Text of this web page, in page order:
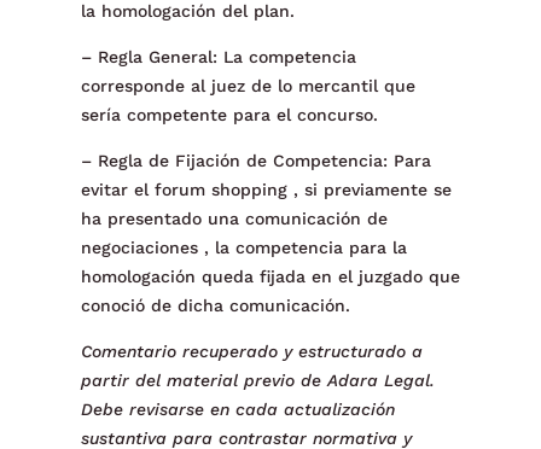
la homologación del plan.
– Regla General: La competencia
corresponde al juez de lo mercantil que
sería competente para el concurso.
– Regla de Fijación de Competencia: Para
evitar el forum shopping , si previamente se
ha presentado una comunicación de
negociaciones , la competencia para la
homologación queda fijada en el juzgado que
conoció de dicha comunicación.
Comentario recuperado y estructurado a
partir del material previo de Adara Legal.
Debe revisarse en cada actualización
sustantiva para contrastar normativa y